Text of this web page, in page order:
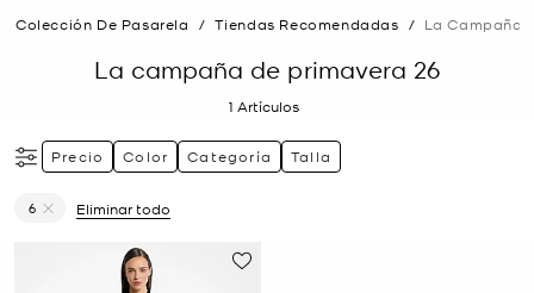
Colección De Pasarela / Tiendas Recomendadas / La Campaña
La campaña de primavera 26
1 Artículos
Precio Color Categoría Talla
6
Eliminar todo